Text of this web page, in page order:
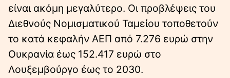
είναι ακόμη μεγαλύτερο. Οι προβλέψεις του
Διεθνούς Νομισματικού Ταμείου τοποθετούν
το κατά κεφαλήν ΑΕΠ από 7.276 ευρώ στην
Ουκρανία έως 152.417 ευρώ στο
Λουξεμβούργο έως το 2030.